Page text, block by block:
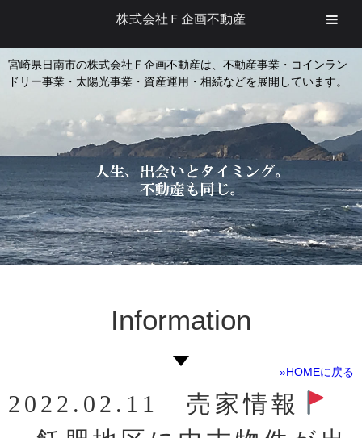
宮崎県日南市の株式会社Ｆ企画不動産は、不動産事業・コインラン
ドリー事業・太陽光事業・資産運用・相続などを展開しています。
Information
»HOMEに戻る
2022.02.11 売家情報
株式会社Ｆ企画不動産